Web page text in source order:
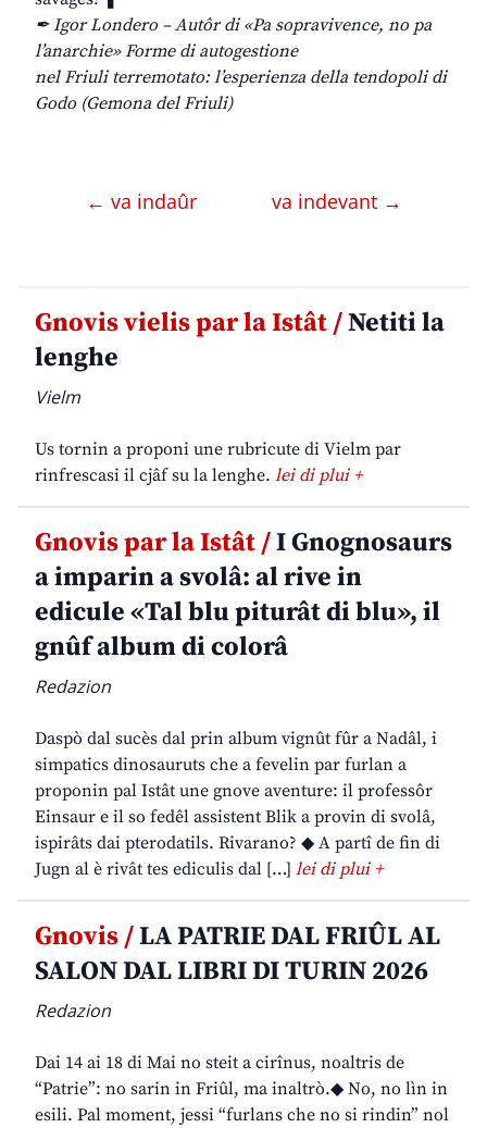
✒ Igor Londero – Autôr di «Pa sopravivence, no pa
l’anarchie» Forme di autogestione
nel Friuli terremotato: l’esperienza della tendopoli di
Godo (Gemona del Friuli)
← va indaûr va indevant →
Gnovis vielis par la Istât /Netiti la
lenghe
Vielm
Us tornin a proponi une rubricute di Vielm par
rinfrescasi il cjâf su la lenghe. lei di plui +
Gnovis par la Istât /I Gnognosaurs
a imparin a svolâ: al rive in
edicule «Tal blu piturât di blu», il
gnûf album di colorâ
Redazion
Daspò dal sucès dal prin album vignût fûr a Nadâl, i
simpatics dinosauruts che a fevelin par furlan a
proponin pal Istât une gnove aventure: il professôr
Einsaur e il so fedêl assistent Blik a provin di svolâ,
ispirâts dai pterodatils. Rivarano? ◆ A partî de fin di
Jugn al è rivât tes ediculis dal […] lei di plui +
Gnovis /LA PATRIE DAL FRIÛL AL
SALON DAL LIBRI DI TURIN 2026
Redazion
Dai 14 ai 18 di Mai no steit a cirînus, noaltris de
“Patrie”: no sarin in Friûl, ma inaltrò.◆ No, no lìn in
esili. Pal moment, jessi “furlans che no si rindin” nol